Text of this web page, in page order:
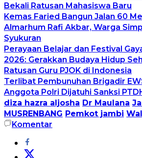
Bekali Ratusan Mahasiswa Baru
Kemas Faried Bangun Jalan 60
Almarhum Rafi Akbar, Warga
Syukuran
Perayaan Belajar dan Festival
2026: Gerakkan Budaya Hidup
Ratusan Guru PJOK di Indonesia
Terlibat Pembunuhan Brigadir
Anggota Polri Dijatuhi Sanksi
diza hazra aljosha Dr Maulana
MUSRENBANG Pemkot jambi
Komentar